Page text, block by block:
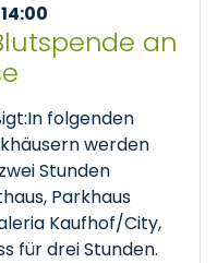
an
folgenden
werden
Stunden
Parkhaus
Kaufhof/City,
für drei Stunden.